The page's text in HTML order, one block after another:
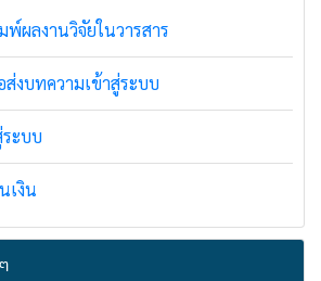
ผลงานวิจัยในวารสาร
งบทความเข้าสู่ระบบ
ะบบ
เงิน